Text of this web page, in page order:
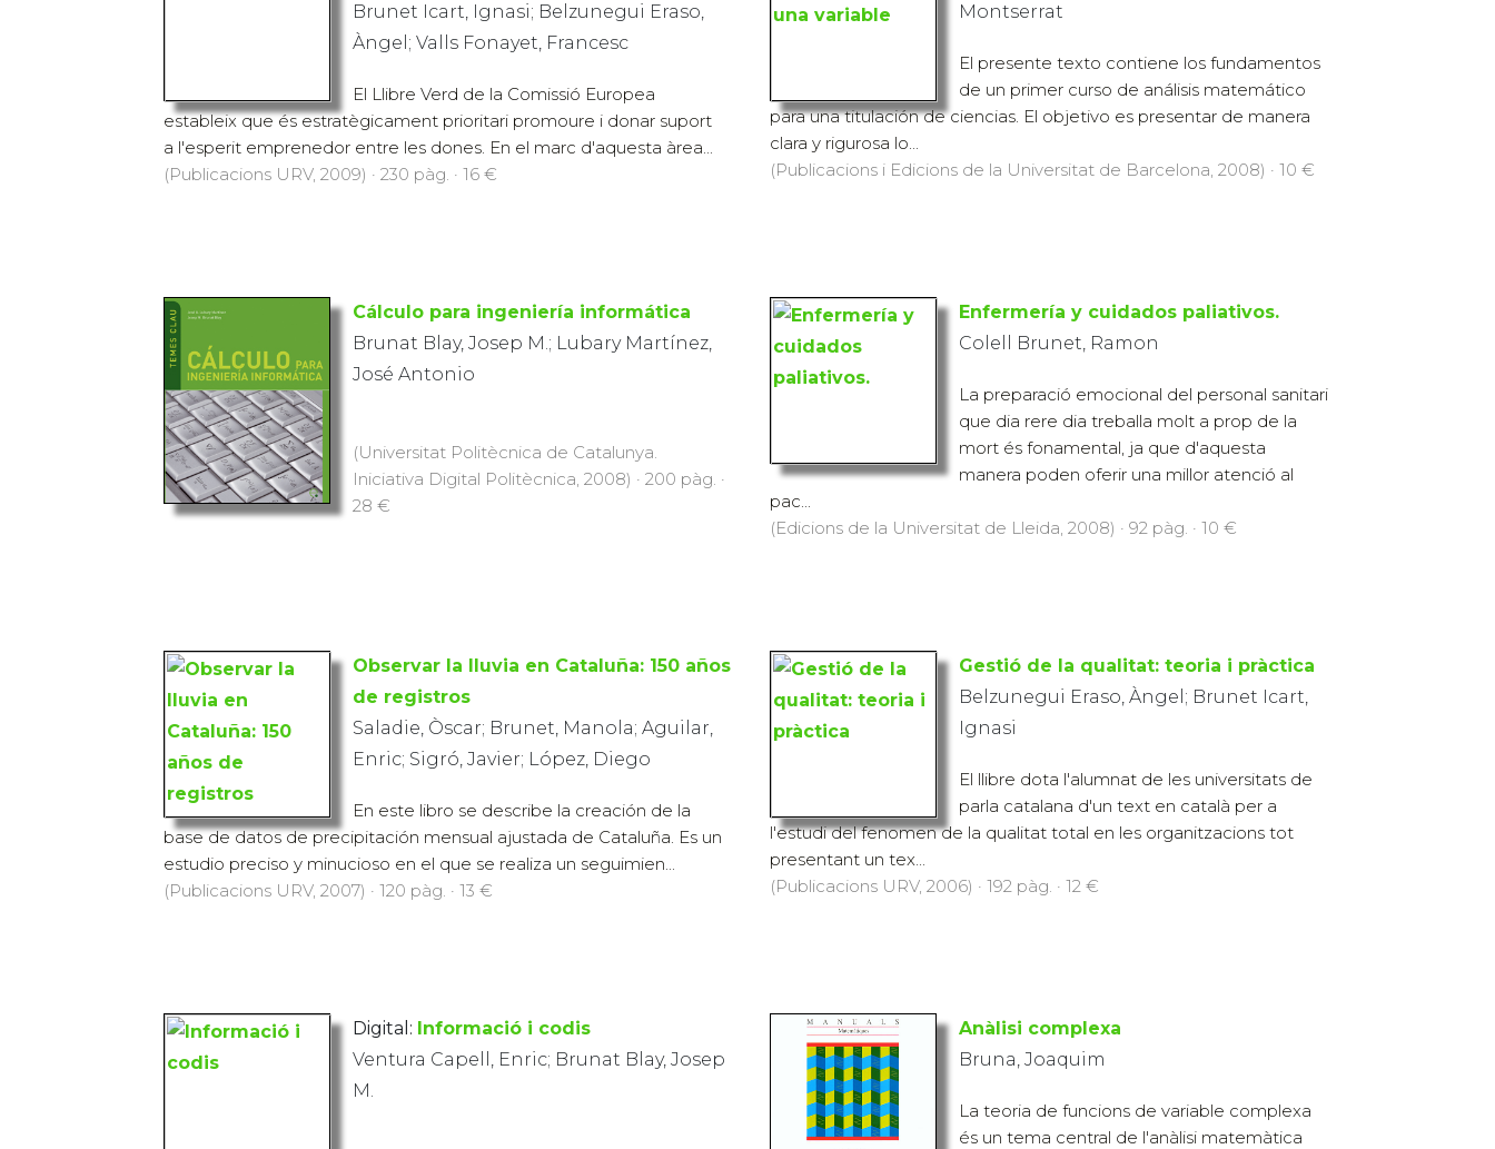
Brunet Icart, Ignasi; Belzunegui Eraso,
Àngel; Valls Fonayet, Francesc
El Llibre Verd de la Comissió Europea
estableix que és estratègicament prioritari promoure i donar suport
a l'esperit emprenedor entre les dones. En el marc d'aquesta àrea...
(Publicacions URV, 2009) · 230 pàg. · 16 €
Montserrat
El presente texto contiene los fundamentos
de un primer curso de análisis matemático
para una titulación de ciencias. El objetivo es presentar de manera
clara y rigurosa lo...
(Publicacions i Edicions de la Universitat de Barcelona, 2008) · 10 €
Cálculo para ingeniería informática
Brunat Blay, Josep M.; Lubary Martínez,
José Antonio
(Universitat Politècnica de Catalunya.
Iniciativa Digital Politècnica, 2008) · 200 pàg. ·
28 €
Enfermería y cuidados paliativos.
Colell Brunet, Ramon
La preparació emocional del personal sanitari
que dia rere dia treballa molt a prop de la
mort és fonamental, ja que d'aquesta
manera poden oferir una millor atenció al
pac...
(Edicions de la Universitat de Lleida, 2008) · 92 pàg. · 10 €
Observar la lluvia en Cataluña: 150 años
de registros
Saladie, Òscar; Brunet, Manola; Aguilar,
Enric; Sigró, Javier; López, Diego
En este libro se describe la creación de la
base de datos de precipitación mensual ajustada de Cataluña. Es un
estudio preciso y minucioso en el que se realiza un seguimien...
(Publicacions URV, 2007) · 120 pàg. · 13 €
Gestió de la qualitat: teoria i pràctica
Belzunegui Eraso, Àngel; Brunet Icart,
Ignasi
El llibre dota l'alumnat de les universitats de
parla catalana d'un text en català per a
l'estudi del fenomen de la qualitat total en les organitzacions tot
presentant un tex...
(Publicacions URV, 2006) · 192 pàg. · 12 €
Digital: Informació i codis
Ventura Capell, Enric; Brunat Blay, Josep
M.
Anàlisi complexa
Bruna, Joaquim
La teoria de funcions de variable complexa
és un tema central de l'anàlisi matemàtica